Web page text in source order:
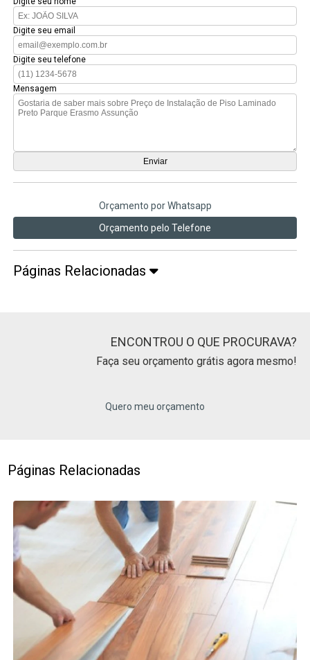
Digite seu email
Digite seu telefone
Mensagem
Orçamento por Whatsapp
Orçamento pelo Telefone
Páginas Relacionadas
ENCONTROU O QUE PROCURAVA?
Faça seu orçamento grátis agora mesmo!
Quero meu orçamento
Páginas Relacionadas